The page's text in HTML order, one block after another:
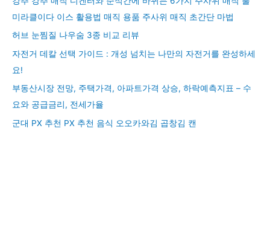
미라클이다 이스 활용법 매직 용품 주사위 매직 초간단 마법
허브 눈찜질 나우숨 3종 비교 리뷰
자전거 데칼 선택 가이드 : 개성 넘치는 나만의 자전거를 완성하세
요!
부동산시장 전망, 주택가격, 아파트가격 상승, 하락예측지표 – 수
요와 공급금리, 전세가율
군대 PX 추천 PX 추천 음식 오오카와김 곱창김 캔